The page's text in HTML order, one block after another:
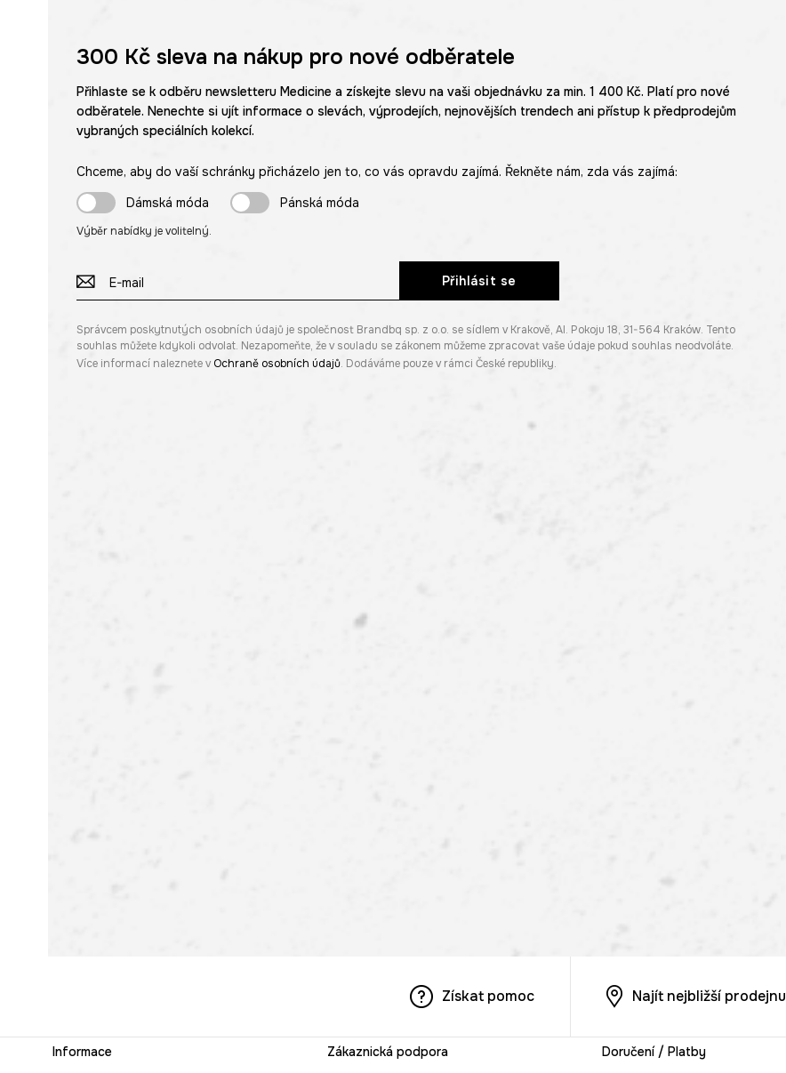
300 Kčsleva na nákup pro nové odběratele
Přihlaste se k odběru newsletteru Medicine a získejte slevu na vaši objednávku za min. 1 400 Kč. Platí pro nové
odběratele. Nenechte si ujít informace o slevách, výprodejích, nejnovějších trendech ani přístup k předprodejům
vybraných speciálních kolekcí.
Chceme, aby do vaší schránky přicházelo jen to, co vás opravdu zajímá. Řekněte nám, zda vás zajímá:
Dámská móda
Pánská móda
Výběr nabídky je volitelný.
Přihlásit se
Správcem poskytnutých osobních údajů je společnost Brandbq sp. z o.o. se sídlem v Krakově, Al. Pokoju 18, 31-564 Kraków. Tento
souhlas můžete kdykoli odvolat. Nezapomeňte, že v souladu se zákonem můžeme zpracovat vaše údaje pokud souhlas neodvoláte.
Více informací naleznete v Ochraně osobních údajů. Dodáváme pouze v rámci České republiky.
Získat pomoc Najít nejbližší prodejnu
Informace Zákaznická podpora Doručení / Platby